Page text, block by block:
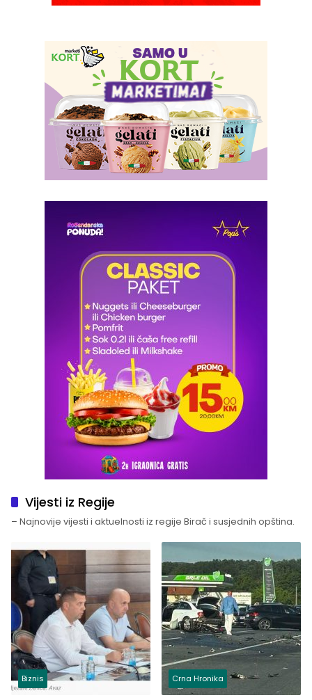
Vijesti iz Regije
– Najnovije vijesti i aktuelnosti iz regije Birač i susjednih opština.
Biznis Crna Hronika